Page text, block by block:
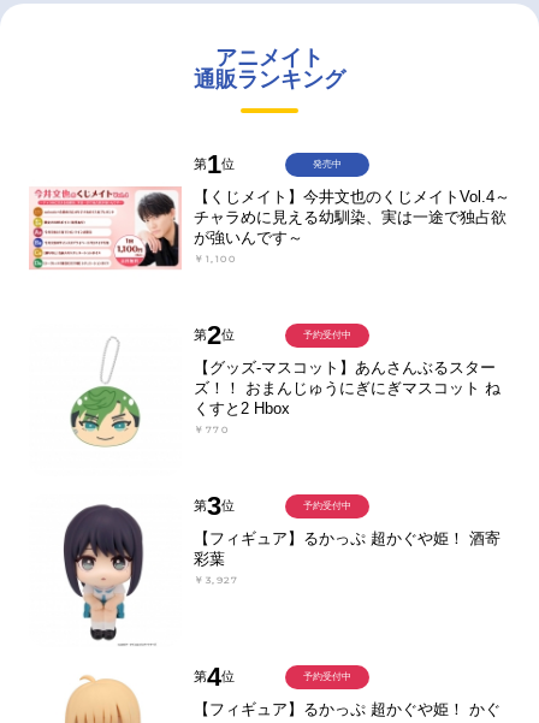
アニメイト
通販ランキング
第1位
【くじメイト】今井文也のくじメイトVol.4～
チャラめに見える幼馴染、実は一途で独占欲
が強いんです～
￥1,100
発売中
第2位
【グッズ-マスコット】あんさんぶるスター
ズ！！ おまんじゅうにぎにぎマスコット ね
くすと2 Hbox
￥770
予約受付中
第3位
【フィギュア】るかっぷ 超かぐや姫！ 酒寄
彩葉
￥3,927
予約受付中
第4位
【フィギュア】るかっぷ 超かぐや姫！ かぐ
予約受付中